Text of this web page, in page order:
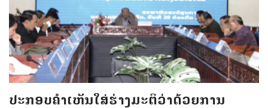
ປະກອບຄຳເຫັນໃສ່ຮ່າງມະຕິວ່າດ້ວຍການ